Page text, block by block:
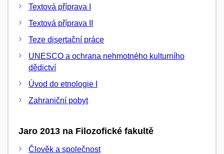
Textová příprava I
Textová příprava II
Teze disertační práce
UNESCO a ochrana nehmotného kulturního
dědictví
Úvod do etnologie I
Zahraniční pobyt
Jaro 2013 na Filozofické fakultě
Člověk a společnost